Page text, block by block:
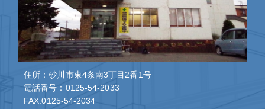
住所：砂川市東4条南3丁目2番1号
電話番号：0125-54-2033
FAX:0125-54-2034